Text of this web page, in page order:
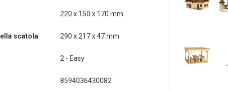
220 x 150 x 170 mm
scatola 290 x 217 x 47 mm
2 - Easy
8594036430082